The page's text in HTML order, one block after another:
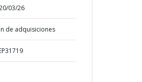
03/26
de adquisiciones